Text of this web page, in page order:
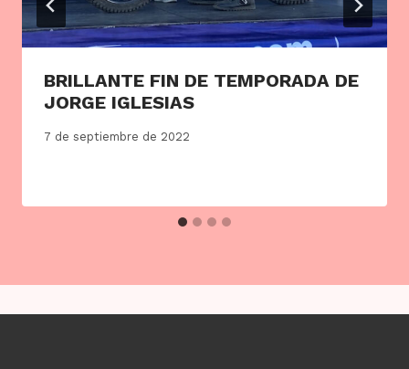
BRILLANTE FIN DE TEMPORADA DE
JORGE IGLESIAS
7 de septiembre de 2022